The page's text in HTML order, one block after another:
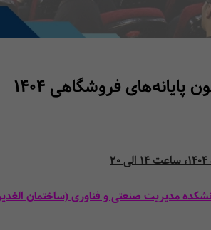
فروشگاهی 1404
مدیریت صنعتی و فناوری (ساختمان